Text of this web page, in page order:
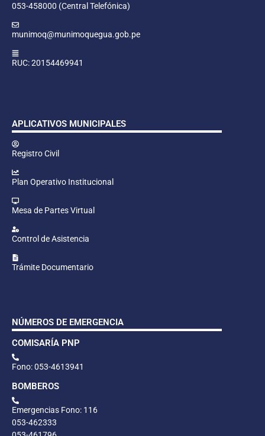
053-458000 (Central Telefónica)
munimoq@munimoquegua.gob.pe
RUC: 20154469941
APLICATIVOS MUNICIPALES
Registro Civil
Plan Operativo Institucional
Mesa de Partes Virtual
Control de Asistencia
Trámite Documentario
NÚMEROS DE EMERGENCIA
COMISARÍA PNP
Fono: 053-4613941
BOMBEROS
Emergencias Fono: 116
053-462333